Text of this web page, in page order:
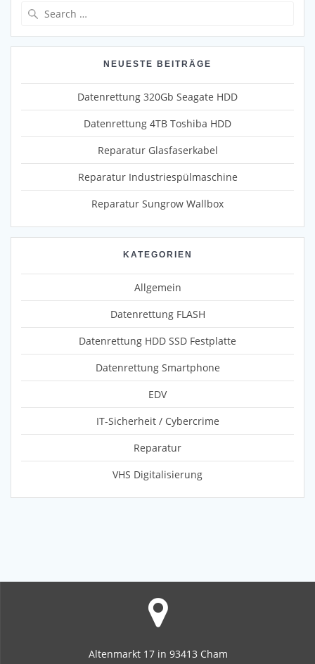
NEUESTE BEITRÄGE
Datenrettung 320Gb Seagate HDD
Datenrettung 4TB Toshiba HDD
Reparatur Glasfaserkabel
Reparatur Industriespülmaschine
Reparatur Sungrow Wallbox
KATEGORIEN
Allgemein
Datenrettung FLASH
Datenrettung HDD SSD Festplatte
Datenrettung Smartphone
EDV
IT-Sicherheit / Cybercrime
Reparatur
VHS Digitalisierung
Altenmarkt 17 in 93413 Cham